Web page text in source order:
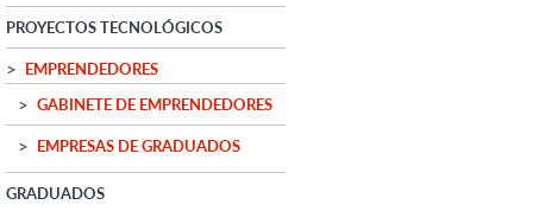
PROYECTOS TECNOLÓGICOS
EMPRENDEDORES
GABINETE DE EMPRENDEDORES
EMPRESAS DE GRADUADOS
GRADUADOS